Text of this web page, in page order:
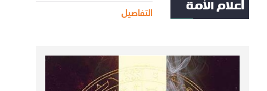
التفاصيل